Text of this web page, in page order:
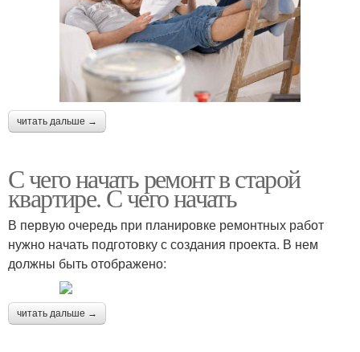
читать дальше →
С чего начать ремонт в старой
квартире. С чего начать
В первую очередь при планировке ремонтных работ
нужно начать подготовку с создания проекта. В нем
должны быть отображено:
читать дальше →